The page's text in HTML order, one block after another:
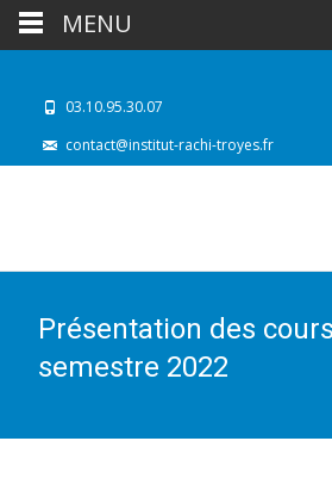
03.10.95.30.07
contact@institut-rachi-troyes.fr
Présentation des
semestre 2022
MENU